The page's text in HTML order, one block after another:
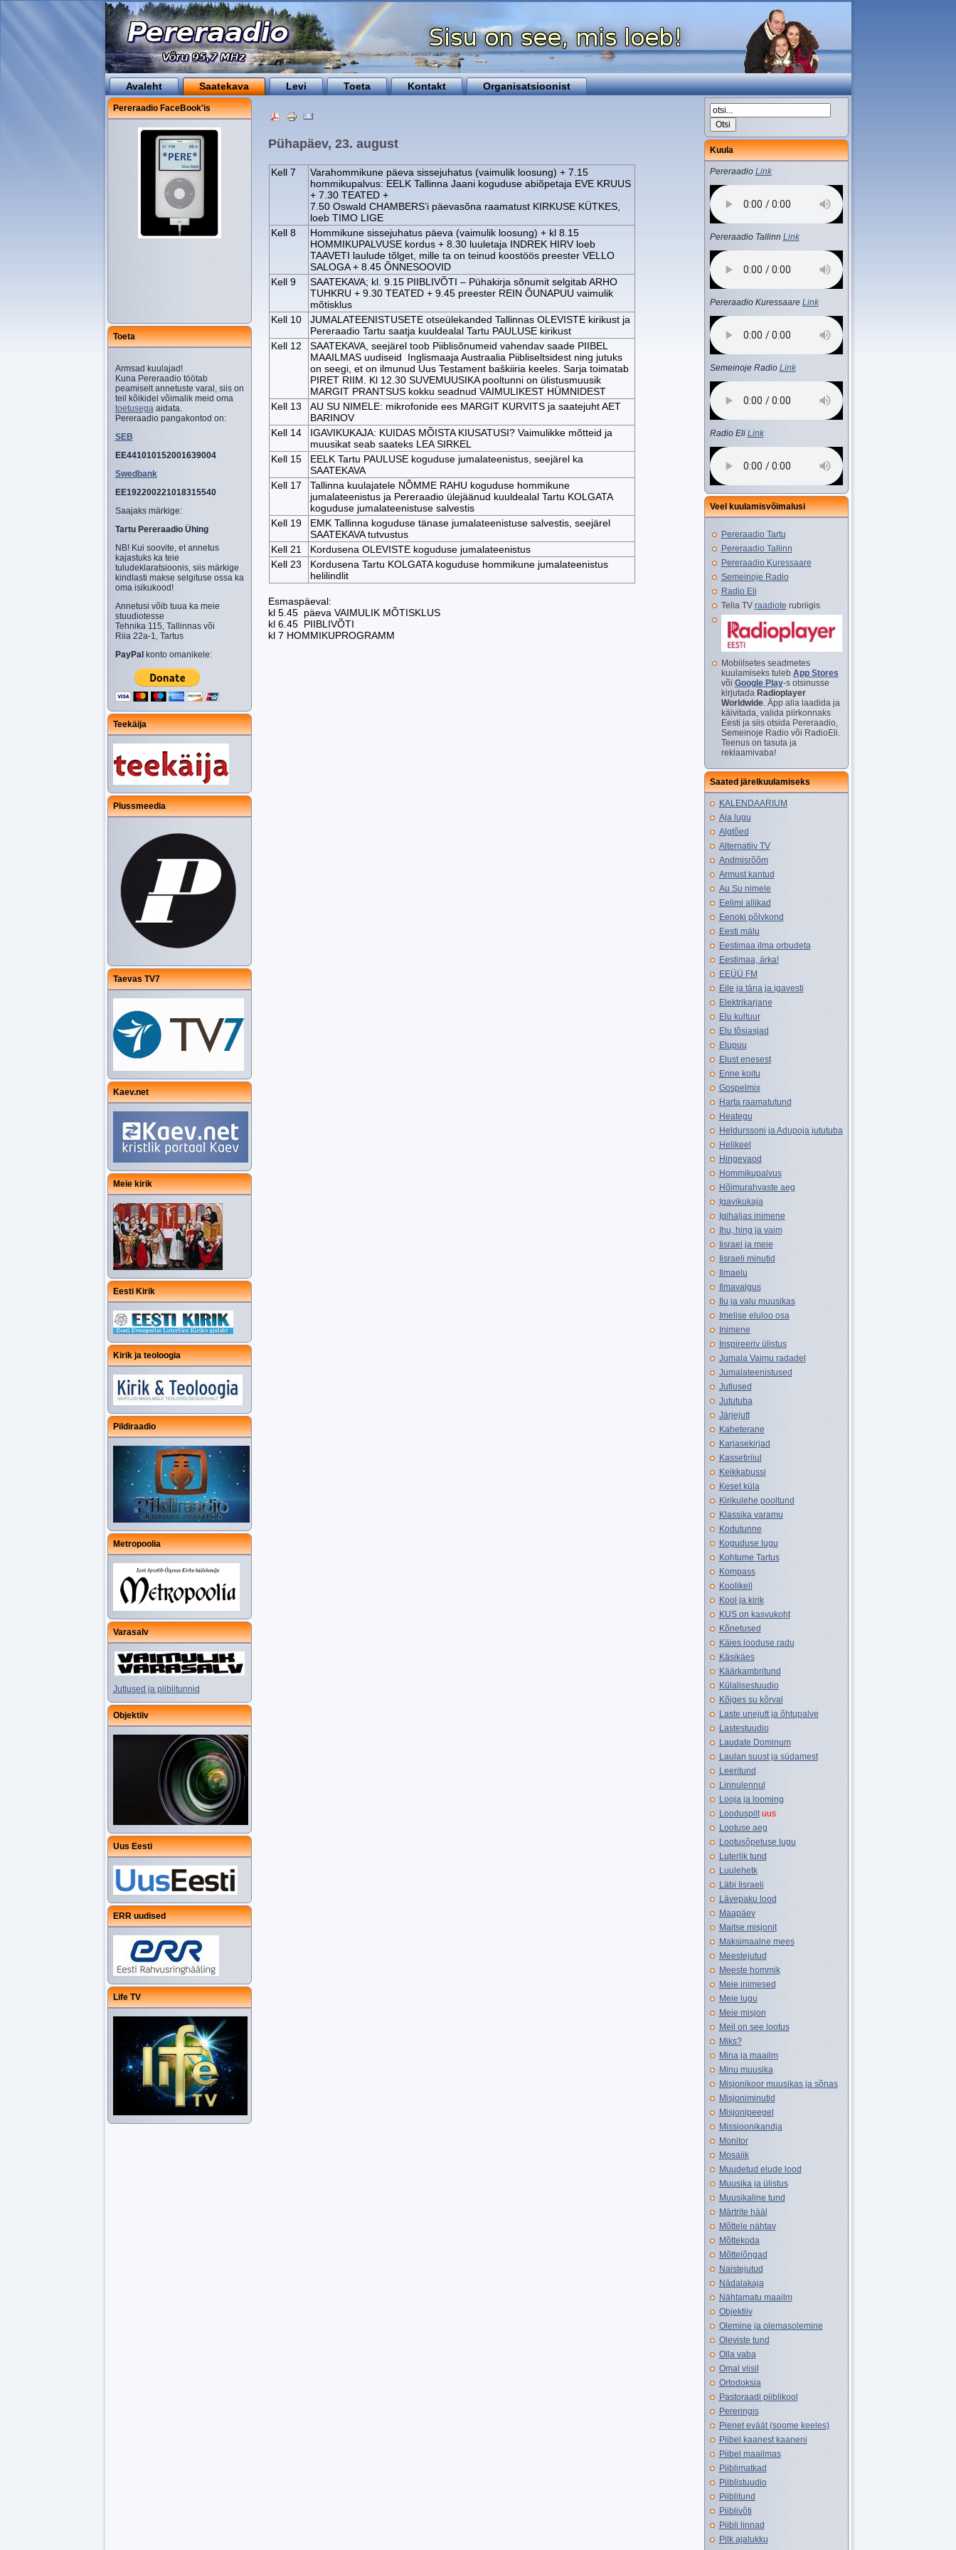
Avaleht Saatekava Levi Toeta Kontakt Organisatsioonist
Pereraadio FaceBook'is
Toeta
Armsad kuulajad!
Kuna Pereraadio töötab
peamiselt annetuste varal, siis on
teil kõikidel võimalik meid oma
toetusegaaidata.
Pereraadio pangakontod on:
SEB
EE441010152001639004
Swedbank
EE192200221018315540
Saajaks märkige:
Tartu Pereraadio Ühing
NB! Kui soovite, et annetus
kajastuks ka teie
tuludeklaratsioonis, siis märkige
kindlasti makse selgituse ossa ka
oma isikukood!
Annetusi võib tuua ka meie
stuudiotesse
Tehnika 115, Tallinnas või
Riia 22a-1, Tartus
PayPal konto omanikele:
Teekäija
Plussmeedia
Taevas TV7
Kaev.net
Meie kirik
Eesti Kirik
Kirik ja teoloogia
Pildiraadio
Metropoolia
Varasalv
Jutlused ja piiblitunnid
Objektiiv
Uus Eesti
ERR uudised
Life TV
Pühapäev, 23. august
Kell 7
Varahommikune päeva sissejuhatus (vaimulik loosung) + 7.15
hommikupalvus: EELK Tallinna Jaani koguduse abiõpetaja EVE KRUUS
+ 7.30 TEATED +
7.50 Oswald CHAMBERS’i päevasõna raamatust KIRKUSE KÜTKES,
loeb TIMO LIGE
Kell 8
Hommikune sissejuhatus päeva (vaimulik loosung) + kl 8.15
HOMMIKUPALVUSE kordus + 8.30 luuletaja INDREK HIRV loeb
TAAVETI laulude tõlget, mille ta on teinud koostöös preester VELLO
SALOGA + 8.45 ÕNNESOOVID
Kell 9
SAATEKAVA; kl. 9.15 PIIBLIVÕTI – Pühakirja sõnumit selgitab ARHO
TUHKRU + 9.30 TEATED + 9.45 preester REIN ÕUNAPUU vaimulik
mõtisklus
Kell 10
JUMALATEENISTUSETE otseülekanded Tallinnas OLEVISTE kirikust ja
Pereraadio Tartu saatja kuuldealal Tartu PAULUSE kirikust
Kell 12
SAATEKAVA, seejärel toob Piiblisõnumeid vahendav saade PIIBEL
MAAILMAS uudiseid Inglismaaja Austraalia Piibliseltsidest ning jutuks
on seegi, et on ilmunud Uus Testament baškiiria keeles. Sarja toimatab
PIRET RIIM. Kl 12.30 SUVEMUUSIKA pooltunni on ülistusmuusik
MARGIT PRANTSUS kokku seadnud VAIMULIKEST HÜMNIDEST
Kell 13
AU SU NIMELE: mikrofonide ees MARGIT KURVITS ja saatejuht AET
BARINOV
Kell 14
IGAVIKUKAJA: KUIDAS MÕISTA KIUSATUSI? Vaimulikke mõtteid ja
muusikat seab saateks LEA SIRKEL
Kell 15
EELK Tartu PAULUSE koguduse jumalateenistus, seejärel ka
SAATEKAVA
Kell 17
Tallinna kuulajatele NÕMME RAHU koguduse hommikune
jumalateenistus ja Pereraadio ülejäänud kuuldealal Tartu KOLGATA
koguduse jumalateenistuse salvestis
Kell 19
EMK Tallinna koguduse tänase jumalateenistuse salvestis, seejärel
SAATEKAVA tutvustus
Kell 21
Kordusena OLEVISTE koguduse jumalateenistus
Kell 23
Kordusena Tartu KOLGATA koguduse hommikune jumalateenistus
helilindlit
Esmaspäeval:
kl 5.45 päeva VAIMULIK MÕTISKLUS
kl 6.45 PIIBLIVÕTI
kl 7 HOMMIKUPROGRAMM
Kuula
Pereraadio Link
Pereraadio Tallinn Link
Pereraadio Kuressaare Link
Semeinoje Radio Link
Radio Eli Link
Veel kuulamisvõimalusi
Pereraadio Tartu
Pereraadio Tallinn
Pereraadio Kuressaare
Semeinoje Radio
Radio Eli
Telia TV raadiote rubriigis
Mobiilsetes seadmetes
kuulamiseks tuleb App Stores
või Google Play-s otsinusse
kirjutada Radioplayer
Worldwide. Äpp alla laadida ja
käivitada, valida piirkonnaks
Eesti ja siis otsida Pereraadio,
Semeinoje Radio või RadioEli.
Teenus on tasuta ja
reklaamivaba!
Saated järelkuulamiseks
KALENDAARIUM
Aja lugu
Algtõed
Alternatiiv TV
Andmisrõõm
Armust kantud
Au Su nimele
Eelimi allikad
Eenoki põlvkond
Eesti mälu
Eestimaa ilma orbudeta
Eestimaa, ärka!
EEÜÜ FM
Eile ja täna ja igavesti
Elektrikarjane
Elu kultuur
Elu tõsiasjad
Elupuu
Elust enesest
Enne koitu
Gospelmix
Harta raamatutund
Heategu
Heldurssoni ja Adupoja jututuba
Helikeel
Hingevaod
Hommikupalvus
Hõimurahvaste aeg
Igavikukaja
Igihaljas inimene
Ihu, hing ja vaim
Iisrael ja meie
Iisraeli minutid
Ilmaelu
Ilmavalgus
Ilu ja valu muusikas
Imelise eluloo osa
Inimene
Inspireeriv ülistus
Jumala Vaimu radadel
Jumalateenistused
Jutlused
Jututuba
Järjejutt
Kaheterane
Karjasekirjad
Kassetiriiul
Keikkabussi
Keset küla
Kirikulehe pooltund
Klassika varamu
Kodutunne
Koguduse lugu
Kohtume Tartus
Kompass
Koolikell
Kool ja kirik
KUS on kasvukoht
Kõnetused
Käies looduse radu
Käsikäes
Käärkambritund
Külalisestuudio
Kõiges su kõrval
Laste unejutt ja õhtupalve
Lastestuudio
Laudate Dominum
Laulan suust ja südamest
Leeritund
Linnulennul
Looja ja looming
Looduspilt uus
Lootuse aeg
Lootusõpetuse lugu
Luterlik tund
Luulehetk
Läbi Iisraeli
Lävepaku lood
Maapäev
Maitse misjonit
Maksimaalne mees
Meestejutud
Meeste hommik
Meie inimesed
Meie lugu
Meie misjon
Meil on see lootus
Miks?
Mina ja maailm
Minu muusika
Misjonikoor muusikas ja sõnas
Misjoniminutid
Misjonipeegel
Missioonikandja
Monitor
Mosaiik
Muudetud elude lood
Muusika ja ülistus
Muusikaline tund
Märtrite hääl
Mõttele nähtav
Mõttekoda
Mõttelõngad
Naistejutud
Nädalakaja
Nähtamatu maailm
Objektiiv
Olemine ja olemasolemine
Oleviste tund
Olla vaba
Omal viisil
Ortodoksia
Pastoraadi piiblikool
Pereringis
Pienet eväät (soome keeles)
Piibel kaanest kaaneni
Piibel maailmas
Piiblimatkad
Piiblistuudio
Piiblitund
Piiblivõti
Piibli linnad
Pilk ajalukku